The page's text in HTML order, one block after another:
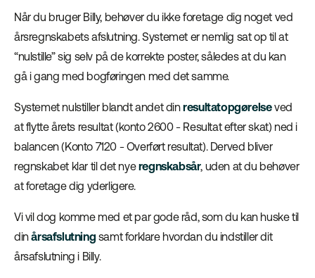
Når du bruger Billy, behøver du ikke foretage dig noget ved
årsregnskabets afslutning. Systemet er nemlig sat op til at
“nulstille” sig selv på de korrekte poster, således at du kan
gå i gang med bogføringen med det samme.
Systemet nulstiller blandt andet dinresultatopgørelseved
at flytte årets resultat (konto 2600 - Resultat efter skat) ned i
balancen (Konto 7120 - Overført resultat). Derved bliver
regnskabet klar til det nyeregnskabsår, uden at du behøver
at foretage dig yderligere.
Vi vil dog komme med et par gode råd, som du kan huske til
dinårsafslutning samt forklare hvordan du indstiller dit
årsafslutning i Billy.